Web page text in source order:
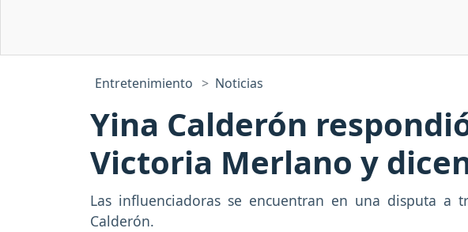
Entretenimiento Noticias
Yina Calderón
Victoria Merlano y
Las influenciadoras se encuentran en una disputa
Calderón.